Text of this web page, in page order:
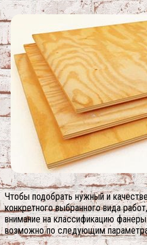
Чтобы подобрать нужный и
конкретного выбранного вида
внимание на классификацию
возможно по следующим